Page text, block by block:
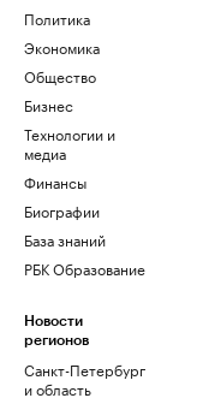
Политика
Экономика
Общество
Бизнес
Технологии и
медиа
Финансы
Биографии
База знаний
РБК Образование
Новости
регионов
Санкт-Петербург
и область